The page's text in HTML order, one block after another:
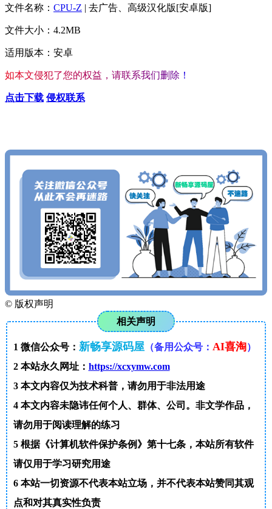
文件名称： CPU-Z | 去广告、高级汉化版[安卓版]
文件大小：4.2MB
适用版本：安卓
如本文侵犯了您的权益 ， 请联系我们删 除 ！
点击下载 侵权联系
© 版权声明
相关声明
1 微信公众号： 新畅享源码屋（备用公众号： AI喜淘）
2本站永久网址： https://xcxymw.com
3本文内容仅为技术科普，请勿用于非法用途
4本文内容未隐讳任何个人、群体、公司。非文学作品，
请勿用于阅读理解的练习
5根据《计算机软件保护条例》第十七条，本站所有软件
请仅用于学习研究用途
6本站一切资源不代表本站立场，并不代表本站赞同其观
点和对其真实性负责